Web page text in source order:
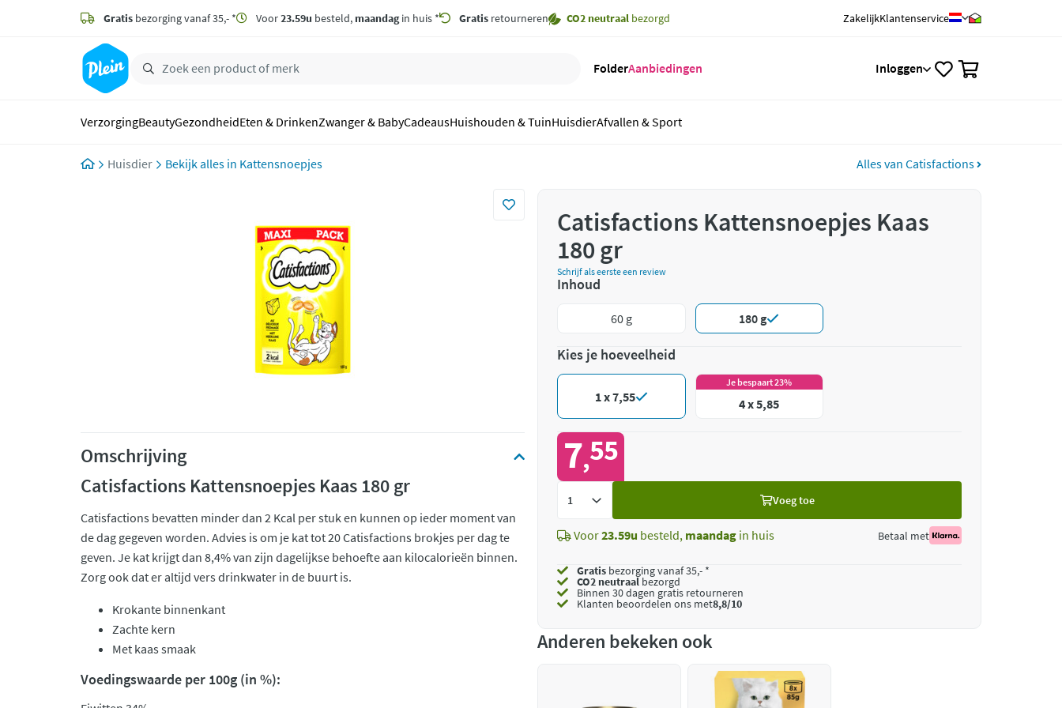
zoeken
hoofdinhoud
Gratis bezorging vanaf 35,- * Voor23.59u besteld, maandagin huis * Gratis retourneren CO2 neutraal bezorgd ZakelijkKlantenservice
FolderAanbiedingen Inloggen
VerzorgingBeautyGezondheidEten & DrinkenZwanger & BabyCadeausHuishouden & TuinHuisdierAfvallen & Sport
Huisdier Kattensnoepjes Alles van Catisfactions
Omschrijving
Catisfactions Kattensnoepjes Kaas 180 gr
Catisfactions bevatten minder dan 2 Kcal per stuk en kunnen op ieder moment van
de dag gegeven worden. Advies is om je kat tot 20 Catisfactions brokjes per dag te
geven. Je kat krijgt dan 8,4% van zijn dagelijkse behoefte aan kilocalorieën binnen.
Zorg ook dat er altijd vers drinkwater in de buurt is.
Krokante binnenkant
Zachte kern
Met kaas smaak
Voedingswaarde per 100g (in %):
Catisfactions Kattensnoepjes Kaas
180 gr
Schrijf als eerste een review
Inhoud
60 g 180 g
Kies je hoeveelheid
1 x 7,55
Je bespaart 23%
4 x 5,85
7,55
Voeg toe
Voor23.59u besteld, maandag in huis Betaal met
Gratis bezorging vanaf 35,- *
CO2 neutraalbezorgd
Binnen 30 dagen gratis retourneren
Klanten beoordelen ons met8,8/10
Anderen bekeken ook